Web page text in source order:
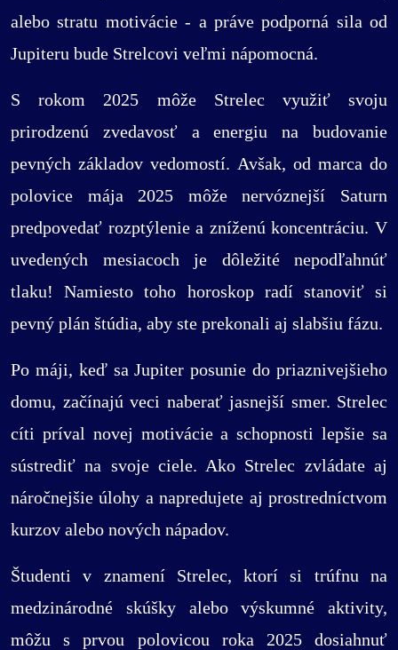
alebo stratu motivácie - a práve podporná sila od
Jupiteru bude Strelcovi veľmi nápomocná.
S rokom 2025 môže Strelec využiť svoju
prirodzenú zvedavosť a energiu na budovanie
pevných základov vedomostí. Avšak, od marca do
polovice mája 2025 môže nervóznejší Saturn
predpovedať rozptýlenie a zníženú koncentráciu. V
uvedených mesiacoch je dôležité nepodľahnúť
tlaku! Namiesto toho horoskop radí stanoviť si
pevný plán štúdia, aby ste prekonali aj slabšiu fázu.
Po máji, keď sa Jupiter posunie do priaznivejšieho
domu, začínajú veci naberať jasnejší smer. Strelec
cíti príval novej motivácie a schopnosti lepšie sa
sústrediť na svoje ciele. Ako Strelec zvládate aj
náročnejšie úlohy a napredujete aj prostredníctvom
kurzov alebo nových nápadov.
Študenti v znamení Strelec, ktorí si trúfnu na
medzinárodné skúšky alebo výskumné aktivity,
môžu s prvou polovicou roka 2025 dosiahnuť